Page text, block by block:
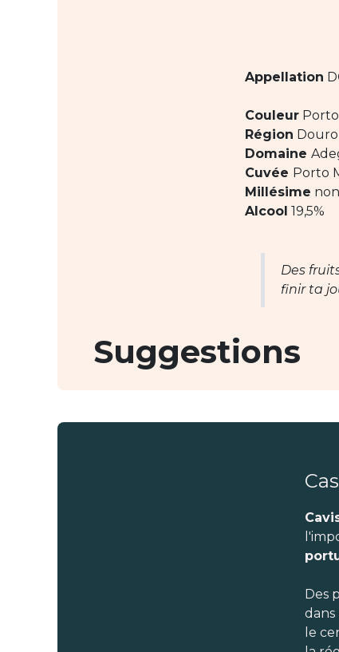
Appellation
Couleur Porto
Région Douro
Domaine
Cuvée Porto
Millésime
Alcool 19,5%
Des
finir ta
Suggestions
Des
dans
le